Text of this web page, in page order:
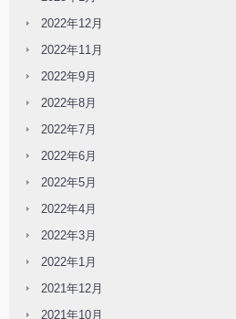
2022年12月
2022年11月
2022年9月
2022年8月
2022年7月
2022年6月
2022年5月
2022年4月
2022年3月
2022年1月
2021年12月
2021年10月